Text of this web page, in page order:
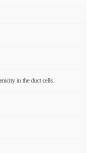
in the duct cells.